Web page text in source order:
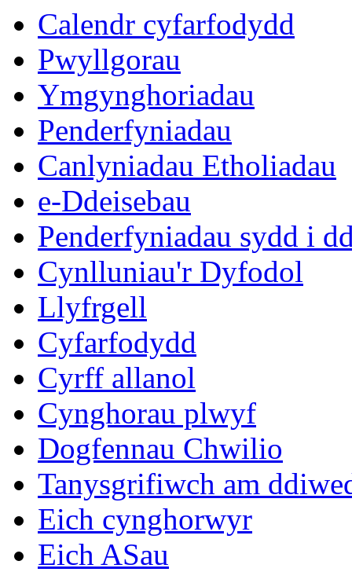
Calendr cyfarfodydd
Pwyllgorau
Ymgynghoriadau
Penderfyniadau
Canlyniadau Etholiadau
e-Ddeisebau
Penderfyniadau sydd i
Cynlluniau'r Dyfodol
Llyfrgell
Cyfarfodydd
Cyrff allanol
Cynghorau plwyf
Dogfennau Chwilio
Tanysgrifiwch am
Eich cynghorwyr
Eich ASau
10:00